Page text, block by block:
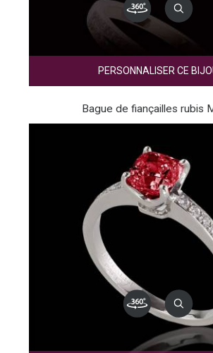
PERSONNALISER CE
Bague de fiançailles rubis